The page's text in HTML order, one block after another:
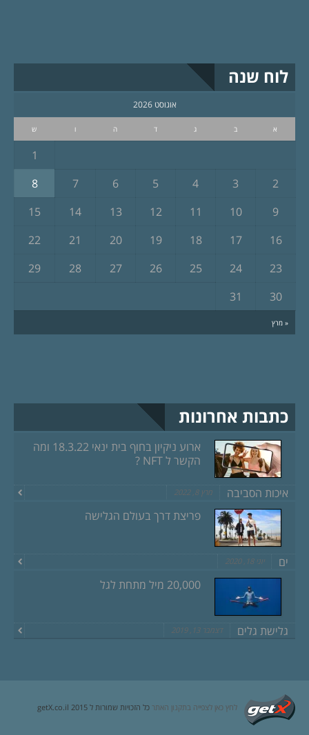
לוח שנה
אוגוסט 2026
א ב ג ד ה ו ש
« מרץ
1
2
3
4
5
6
7
8
9
10
11
12
13
14
15
16
17
18
19
20
21
22
23
24
25
26
27
28
29
30
31
כתבות אחרונות
ארוע ניקיון בחוף בית ינאי 18.3.22 ומה
הקשר ל NFT ?
איכות הסביבה מרץ 8, 2022
פריצת דרך בעולם הגלישה
ים יוני 18, 2020
20,000 מיל מתחת לגל
גלישת גלים דצמבר 13, 2019
לחץ כאן לצפייה בתקנון האתר כל הזכויות שמורות ל getX.co.il 2015